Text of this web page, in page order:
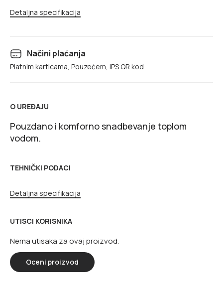
Detaljna specifikacija
Načini plaćanja
Platnim karticama, Pouzećem, IPS QR kod
O UREĐAJU
Pouzdano i komforno snadbevanje toplom
vodom.
TEHNIČKI PODACI
Detaljna specifikacija
UTISCI KORISNIKA
Nema utisaka za ovaj proizvod.
Oceni proizvod